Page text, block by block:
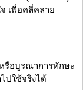
เพื่อคลี่คลาย
รือบูรณาการทักษะ
ปใช้จริงได้